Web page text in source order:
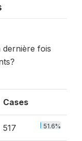
dernière fois
Cases
517 51.6%